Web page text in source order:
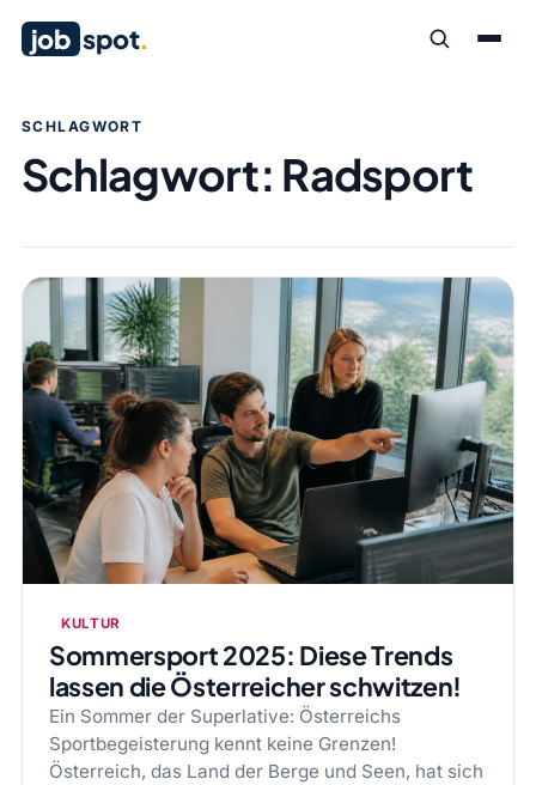
job spot.
SCHLAGWORT
Schlagwort: Radsport
KULTUR
Sommersport 2025: Diese Trends
lassen die Österreicher schwitzen!
Ein Sommer der Superlative: Österreichs
Sportbegeisterung kennt keine Grenzen!
Österreich, das Land der Berge und Seen, hat sich